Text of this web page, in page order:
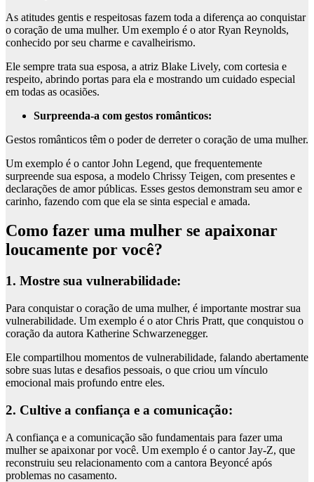
As atitudes gentis e respeitosas fazem toda a diferença ao conquistar
o coração de uma mulher. Um exemplo é o ator Ryan Reynolds,
conhecido por seu charme e cavalheirismo.
Ele sempre trata sua esposa, a atriz Blake Lively, com cortesia e
respeito, abrindo portas para ela e mostrando um cuidado especial
em todas as ocasiões.
Surpreenda-a com gestos românticos:
Gestos românticos têm o poder de derreter o coração de uma mulher.
Um exemplo é o cantor John Legend, que frequentemente
surpreende sua esposa, a modelo Chrissy Teigen, com presentes e
declarações de amor públicas. Esses gestos demonstram seu amor e
carinho, fazendo com que ela se sinta especial e amada.
Como fazer uma mulher se apaixonar
loucamente por você?
1. Mostre sua vulnerabilidade:
Para conquistar o coração de uma mulher, é importante mostrar sua
vulnerabilidade. Um exemplo é o ator Chris Pratt, que conquistou o
coração da autora Katherine Schwarzenegger.
Ele compartilhou momentos de vulnerabilidade, falando abertamente
sobre suas lutas e desafios pessoais, o que criou um vínculo
emocional mais profundo entre eles.
2. Cultive a confiança e a comunicação:
A confiança e a comunicação são fundamentais para fazer uma
mulher se apaixonar por você. Um exemplo é o cantor Jay-Z, que
reconstruiu seu relacionamento com a cantora Beyoncé após
problemas no casamento.